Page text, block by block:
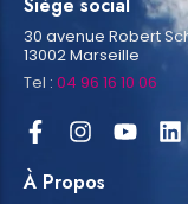
30 avenue Robert
13002 Marseille
Tel : 04 96 16 10 06
À Propos